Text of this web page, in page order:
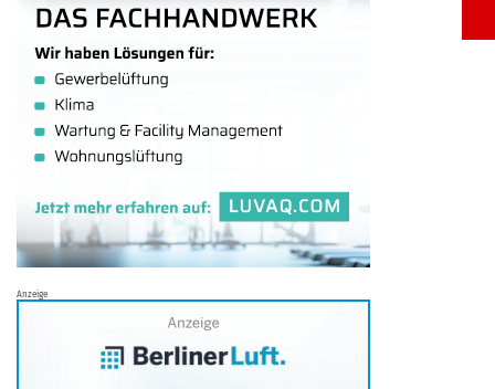
Anzeige